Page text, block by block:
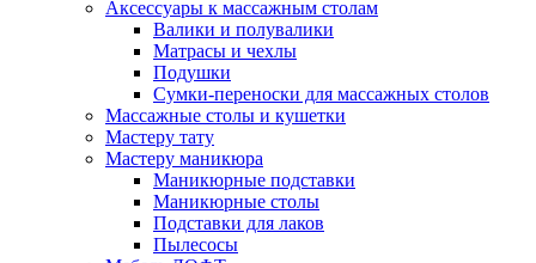
Аксессуары к массажным столам
Валики и полувалики
Матрасы и чехлы
Подушки
Сумки-переноски для массажных столов
Массажные столы и кушетки
Мастеру тату
Мастеру маникюра
Маникюрные подставки
Маникюрные столы
Подставки для лаков
Пылесосы